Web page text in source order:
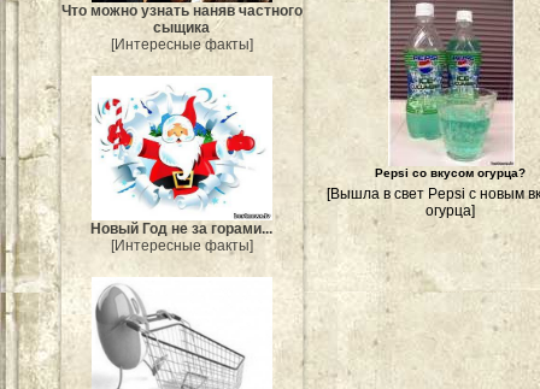
Что можно узнать наняв частного
сыщика
[Интересные факты]
Новый Год не за горами...
[Интересные факты]
Pepsi со вкусом огурца?
[Вышла в свет Pepsi с новым
огурца]